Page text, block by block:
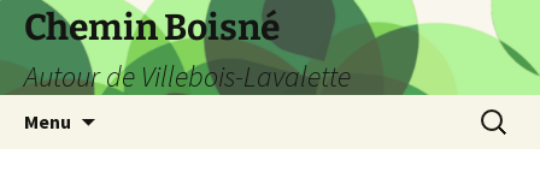
Aller
contenu
Chemin Boisné
Autour de Villebois-Lavalette
Menu